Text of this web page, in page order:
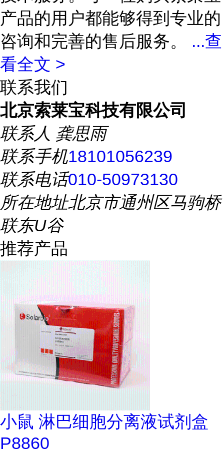
产品的用户都能够得到专业的
咨询和完善的售后服务。 ...查
看全文 >
联系我们
北京索莱宝科技有限公司
联系人 龚思雨
联系手机18101056239
联系电话010-50973130
所在地址北京市通州区马驹桥
联东U谷
推荐产品
小鼠 淋巴细胞分离液试剂盒
P8860